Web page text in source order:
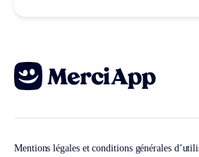
Mentions légales et conditions générales